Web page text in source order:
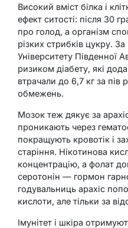
Високий вміст білка і
ефект ситості: після 30
про голод, а організм
різких стрибків цукру.
Університету Південної
ризиком діабету, які
втрачали до 6,7 кг за пів
обмежень.
Мозок теж дякує за
проникають через
покращують кровотік і
старіння. Нікотинова
концентрацію, а фолат
серотонін — гормон
годувальниць арахіс
кислоти, але тільки за
Імунітет і шкіра